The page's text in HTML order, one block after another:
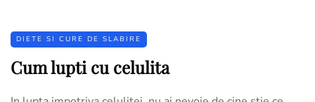
DIETE SI CURE DE SLABIRE
Cum lupti cu celulita